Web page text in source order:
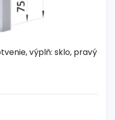
výplň: sklo, pravý